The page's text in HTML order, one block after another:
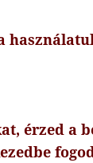
érzed a